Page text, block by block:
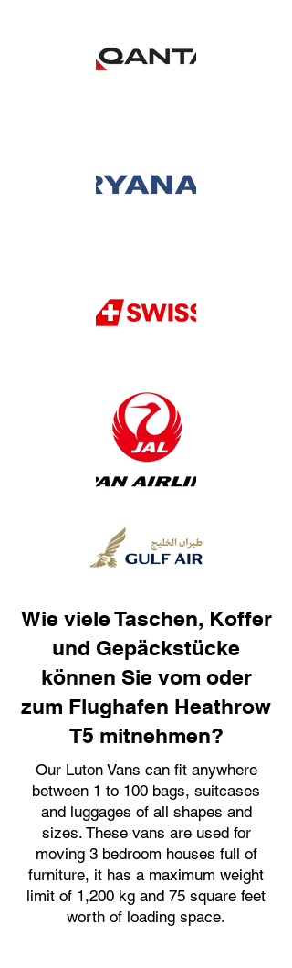
Wie viele Taschen, Koffer
und Gepäckstücke
können Sie vom oder
zum Flughafen Heathrow
T5 mitnehmen?
Our Luton Vans can fit anywhere
between 1 to 100 bags, suitcases
and luggages of all shapes and
sizes. These vans are used for
moving 3 bedroom houses full of
furniture, it has a maximum weight
limit of 1,200 kg and 75 square feet
worth of loading space.